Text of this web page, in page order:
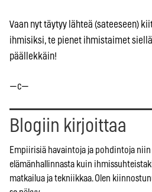
Vaan nyt täytyy lähteä (sateeseen)
ihmisiksi, te pienet ihmistaimet
päällekkäin!
—c—
Blogiin kirjoittaa
Empiirisiä havaintoja ja pohdintoja niin
elämänhallinnasta kuin
matkailua ja tekniikkaa. Olen